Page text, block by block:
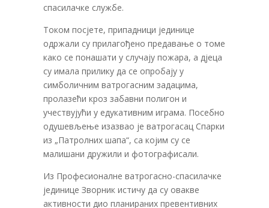
спасилачке службе.
Током посјете, припадници јединице
одржали су прилагођено предавање о томе
како се понашати у случају пожара, а дјеца
су имала прилику да се опробају у
симболичним ватрогасним задацима,
пролазећи кроз забавни полигон и
учествујући у едукативним играма. Посебно
одушевљење изазвао је ватрогасац Спарки
из „Патролних шапа“, са којим су се
малишани дружили и фотографисали.
Из Професионалне ватрогасно-спасилачке
јединице Зворник истичу да су овакве
активности дио планираних превентивних